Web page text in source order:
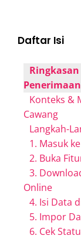
Daftar Isi
Konteks &
Cawang
Langkah-
1. Masuk
2. Buka
3.
Online
4. Isi Data
5. Impor
6. Cek